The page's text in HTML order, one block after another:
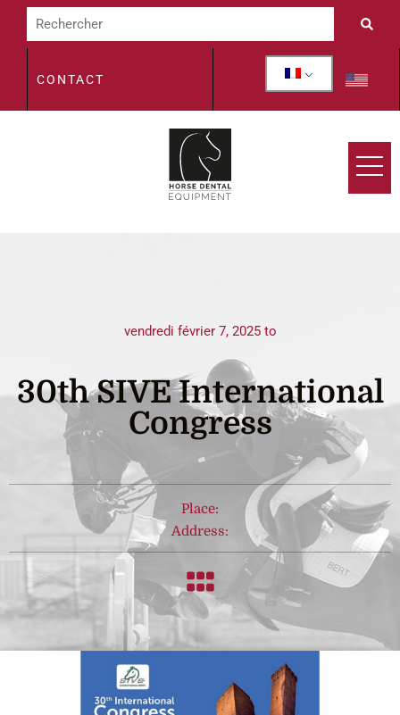
CONTACT
vendredi février 7, 2025 to
30th SIVE International
Congress
Place:
Address: